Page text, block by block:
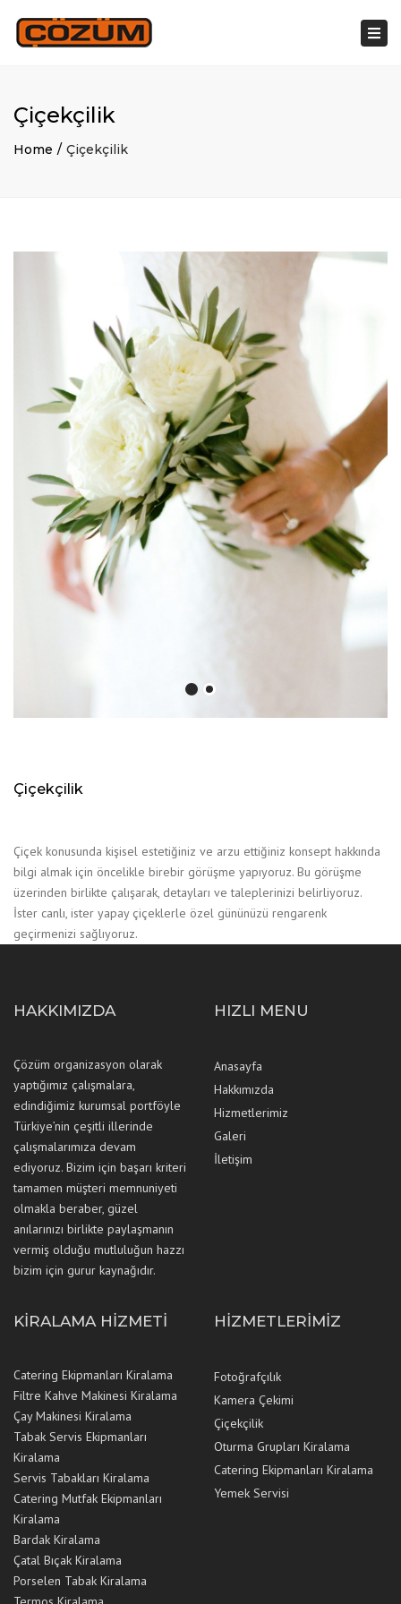
Çiçekçilik
Home Çiçekçilik
Çiçekçilik
​Çiçek konusunda kişisel estetiğiniz ve arzu ettiğiniz konsept hakkında
bilgi almak için öncelikle birebir görüşme yapıyoruz. Bu görüşme
üzerinden birlikte çalışarak, detayları ve taleplerinizi belirliyoruz.
İster canlı, ister yapay çiçeklerle özel gününüzü rengarenk
geçirmenizi sağlıyoruz.
HAKKIMIZDA
Çözüm organizasyon olarak
yaptığımız çalışmalara,
edindiğimiz kurumsal portföyle
Türkiye’nin çeşitli illerinde
çalışmalarımıza devam
ediyoruz. Bizim için başarı kriteri
tamamen müşteri memnuniyeti
olmakla beraber, güzel
anılarınızı birlikte paylaşmanın
vermiş olduğu mutluluğun hazzı
bizim için gurur kaynağıdır.
HIZLI MENU
Anasayfa
Hakkımızda
Hizmetlerimiz
Galeri
İletişim
KIRALAMA HIZMETI
Catering Ekipmanları Kiralama
Filtre Kahve Makinesi Kiralama
Çay Makinesi Kiralama
Tabak Servis Ekipmanları
Kiralama
Servis Tabakları Kiralama
Catering Mutfak Ekipmanları
Kiralama
Bardak Kiralama
Çatal Bıçak Kiralama
Porselen Tabak Kiralama
HIZMETLERIMIZ
Fotoğrafçılık
Kamera Çekimi
Çiçekçilik
Oturma Grupları Kiralama
Catering Ekipmanları Kiralama
Yemek Servisi